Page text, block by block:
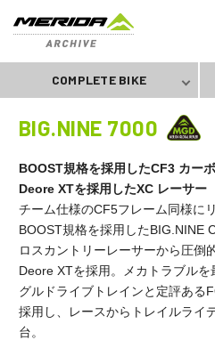
COMPLETE BIKE
BIG.NINE 7000
BOOST規格を採用したCF3 カー
Deore XTを採用したXC レーサー
チーム仕様のCF5フレーム同様に
BOOST規格を採用したBIG.NINE
ロスカントリーレーサーから圧倒
Deore XTを採用。メカトラブル
グルドライブトレインと定評ある
採用し、レースからトレイルライ
台。